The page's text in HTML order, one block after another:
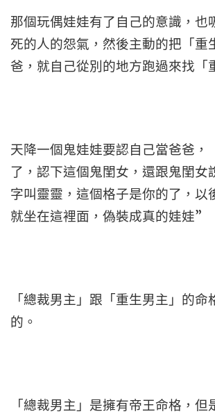
那個玩偶娃娃有了自己的意識，也
死的人的怨氣，然後主動的把「重
爸，就自己從別的地方跑過來找「
天降一個鬼娃娃要認自己當爸爸，
了，認下這個鬼閨女，還跟鬼閨女
字叫靈靈，這個格子是你的了，以
就坐在這裡面，偽裝成真的娃娃”
「總裁男主」跟「重生男主」的命
的。
「總裁男主」是擁有帝王命格，但